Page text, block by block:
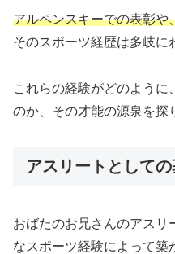
アルペンスキーでの表彰や
そのスポーツ経歴は多岐に
これらの経験がどのように
のか、その才能の源泉を探
アスリートとして
おばたのお兄さんのアスリ
なスポーツ経験によって築